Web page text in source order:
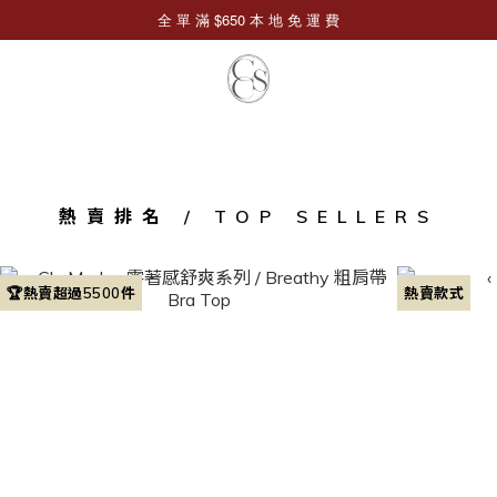
熱賣排名 / TOP SELLERS
🏆熱賣超過5500件 熱賣款式